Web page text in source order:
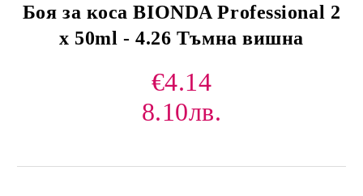
Боя за коса BIONDA Professional 2
x 50ml - 4.26 Тъмна вишна
€4.14
8.10лв.